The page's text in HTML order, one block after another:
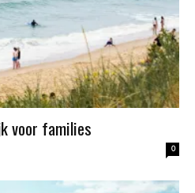
voor families
0